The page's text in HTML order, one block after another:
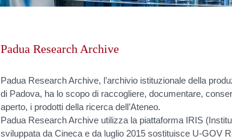
Padua Research Archive
Padua Research Archive, l’archivio istituzionale della
di Padova, ha lo scopo di raccogliere, documentare,
aperto, i prodotti della ricerca dell’Ateneo.
Padua Research Archive utilizza la piattaforma IRIS
sviluppata da Cineca e da luglio 2015 sostituisce U-GOV